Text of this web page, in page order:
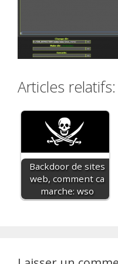
Articles relatifs:
Backdoor de sites
web, comment ca
marche: wso